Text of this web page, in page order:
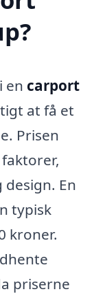
en carport
at få et
Prisen
En
typisk
kroner.
priserne